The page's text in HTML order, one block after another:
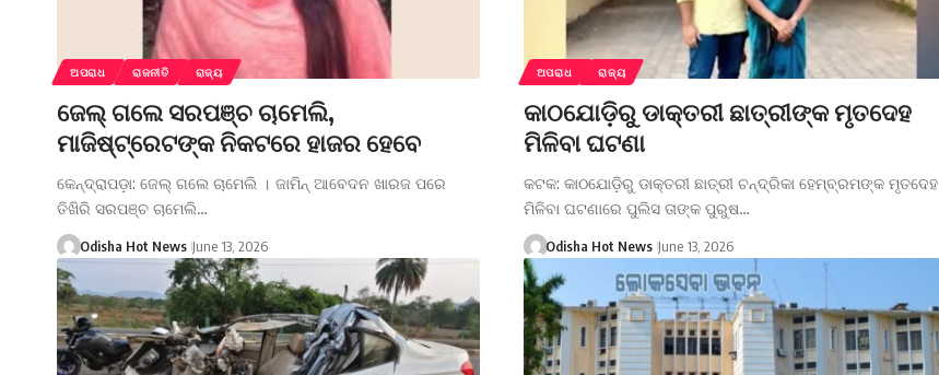
ଅପରାଧ ରାଜନୀତି ରାଜ୍ୟ
ଜେଲ୍ ଗଲେ ସରପଞ୍ଚ ଚାମେଲି,
ମାଜିଷ୍ଟ୍ରେଟଙ୍କ ନିକଟରେ ହାଜର ହେବେ
କେନ୍ଦ୍ରାପଡ଼ା: ଜେଲ୍ ଗଲେ ଚାମେଲି । ଜାମିନ୍ ଆବେଦନ ଖାରଜ ପରେ
ତିଖିରି ସରପଞ୍ଚ ଚାମେଲି…
Odisha Hot News June 13, 2026
ଅପରାଧ ରାଜ୍ୟ
କାଠଯୋଡ଼ିରୁ ଡାକ୍ତରୀ ଛାତ୍ରୀଙ୍କ ମୃତଦେହ
ମିଳିବା ଘଟଣା
କଟକ: କାଠଯୋଡ଼ିରୁ ଡାକ୍ତରୀ ଛାତ୍ରୀ ଚନ୍ଦ୍ରିକା ହେମ୍ବ୍ରମଙ୍କ ମୃତଦେହ
ମିଳିବା ଘଟଣାରେ ପୁଲିସ ତାଙ୍କ ପୁରୁଷ…
Odisha Hot News June 13, 2026